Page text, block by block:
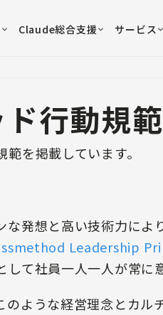
Claude総合支援 サービス
行動規範
を掲載しています。
発想と高い技術力によ
Leadership
て社員一人一人が常に
のような経営理念とカ